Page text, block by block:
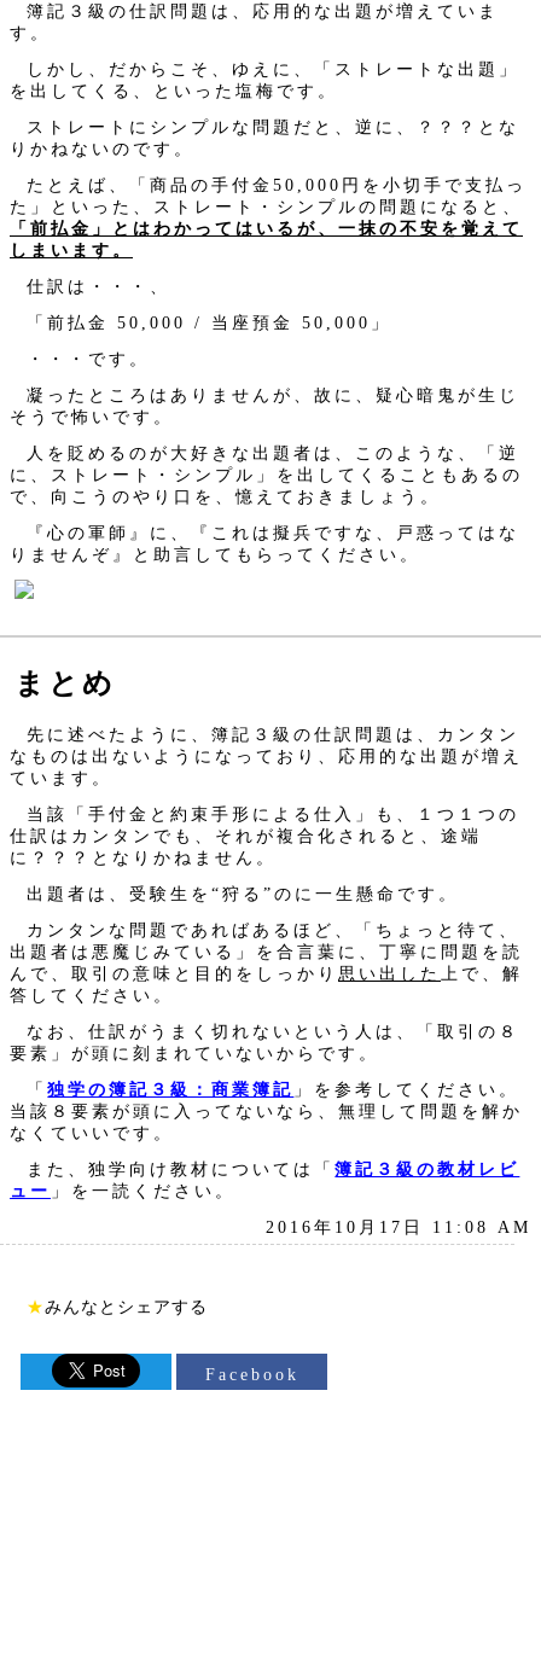
簿記３級の仕訳問題は、応用的な出題が増えていま
す。
しかし、だからこそ、ゆえに、「ストレートな出題」
を出してくる、といった塩梅です。
ストレートにシンプルな問題だと、逆に、？？？とな
りかねないのです。
たとえば、「商品の手付金50,000円を小切手で支払っ
た」といった、ストレート・シンプルの問題になると、
「前払金」とはわかってはいるが、一抹の不安を覚えて
しまいます。
仕訳は・・・、
「前払金 50,000 / 当座預金 50,000」
・・・です。
凝ったところはありませんが、故に、疑心暗鬼が生じ
そうで怖いです。
人を貶めるのが大好きな出題者は、このような、「逆
に、ストレート・シンプル」を出してくることもあるの
で、向こうのやり口を、憶えておきましょう。
『心の軍師』に、『これは擬兵ですな、戸惑ってはな
りませんぞ』と助言してもらってください。
まとめ
先に述べたように、簿記３級の仕訳問題は、カンタン
なものは出ないようになっており、応用的な出題が増え
ています。
当該「手付金と約束手形による仕入」も、１つ１つの
仕訳はカンタンでも、それが複合化されると、途端
に？？？となりかねません。
出題者は、受験生を“狩る”のに一生懸命です。
カンタンな問題であればあるほど、「ちょっと待て、
出題者は悪魔じみている」を合言葉に、丁寧に問題を読
んで、取引の意味と目的をしっかり 思い出した
上で、解
答してください。
なお、仕訳がうまく切れないという人は、「取引の８
要素」が頭に刻まれていないからです。
「独学の簿記３級：商業簿記 」を参考してください。
当該８要素が頭に入ってないなら、無理して問題を解か
なくていいです。
また、独学向け教材については「簿記３級の教材レビ
ュー 」を一読ください。
2016年10月17日 11:08 AM
★みんなとシェアする
Facebook